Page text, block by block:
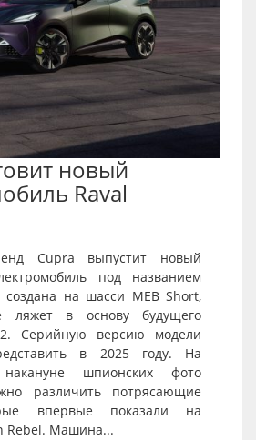
новый
Raval
Cupra выпустит новый
под названием
создана на шасси MEB Short,
ляжет в основу будущего
Серийную версию модели
в 2025 году. На
накануне шпионских фото
различить потрясающие
впервые показали на
Rebel. Машина...